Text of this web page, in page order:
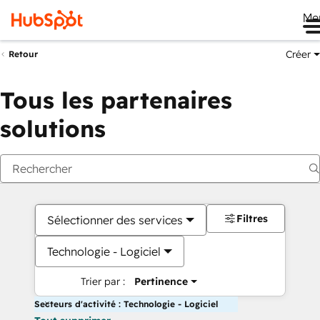
Retour Créer
Tous les partenaires
solutions
Sélectionner des services
Technologie - Logiciel
Trier par : Pertinence
Filtres
Secteurs d'activité : Technologie - Logiciel